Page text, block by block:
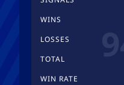
WINS
LOSSES
TOTAL
WIN RATE